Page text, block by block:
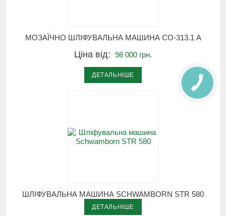
МОЗАЇЧНО ШЛІФУВАЛЬНА МАШИНА СО-313.1 А
Ціна від: 98 000 грн.
ДЕТАЛЬНІШЕ
ШЛІФУВАЛЬНА МАШИНА SCHWAMBORN STR 580
ДЕТАЛЬНІШЕ